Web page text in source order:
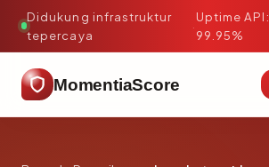
Didukung infrastruktur
tepercaya
·
Uptime API:
99.95%
MomentiaScore